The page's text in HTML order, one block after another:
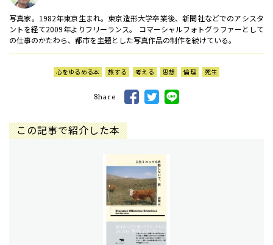
写真家。1982年東京生まれ。東京造形大学卒業後、新聞社などでのアシスタ
ントを経て2009年よりフリーランス。 コマーシャルフォトグラファーとして
の仕事のかたわら、都市を主題とした写真作品の制作を続けている。
心をゆるめる本 旅する 考える 思想 倫理 死生
Share
この記事で紹介した本